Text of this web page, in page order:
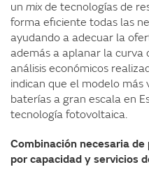
un mix de tecnologías de
forma eficiente todas las
ayudando a adecuar la
además a aplanar la curva
análisis económicos
indican que el modelo
baterías a gran escala en
tecnología fotovoltaica.
Combinación necesaria
por capacidad y servicios